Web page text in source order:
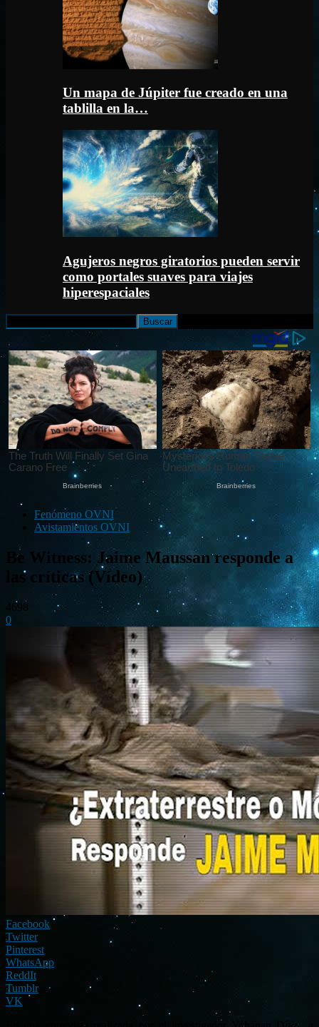
Un mapa de Júpiter fue creado en una
tablilla en la…
Agujeros negros giratorios pueden servir
como portales suaves para viajes
hiperespaciales
Fenómeno OVNI
Avistamientos OVNI
Be Witness: Jaime Maussan responde a
las críticas (Vídeo)
4698
0
Facebook
Twitter
Pinterest
WhatsApp
ReddIt
Tumblr
VK